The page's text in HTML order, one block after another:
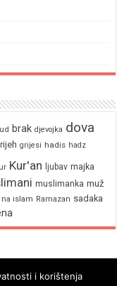
brak djevojka dova
grijesi hadis hadz
Kur'an ljubav majka
muslimanka muž
na islam Ramazan sadaka
i korištenja